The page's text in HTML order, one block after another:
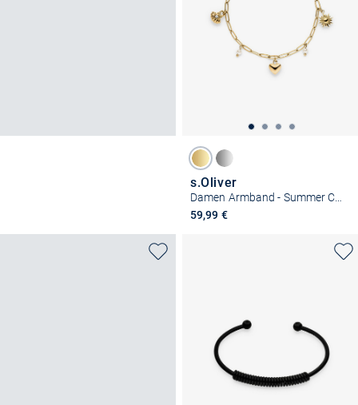
s.Oliver
Damen Armband - Summer Charms
59,99 €